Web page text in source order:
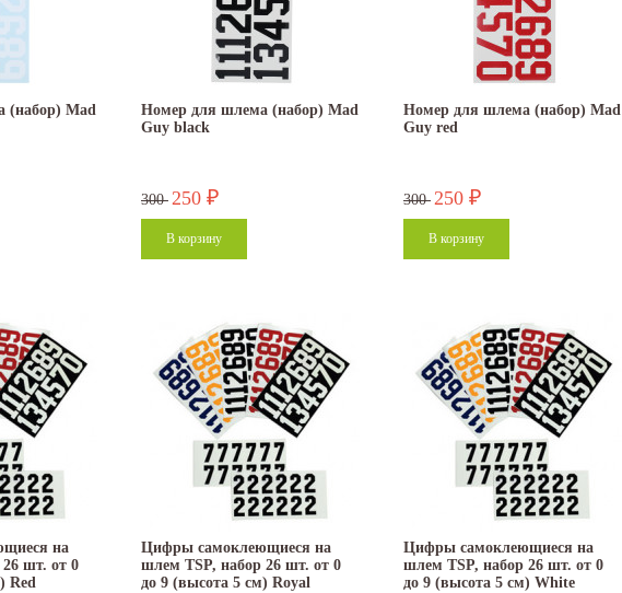
(набор) Mad
Номер для шлема (набор) Mad
Guy black
300 250 ₽
Номер для шлема (набор) Mad
Guy red
300 250 ₽
на
шт. от 0
Red
Цифры самоклеющиеся на
шлем TSP, набор 26 шт. от 0
до 9 (высота 5 см) Royal
Цифры самоклеющиеся на
шлем TSP, набор 26 шт. от 0
до 9 (высота 5 см) White